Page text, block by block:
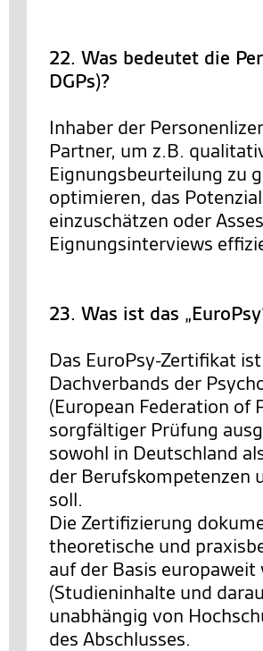
22. Was bedeutet die
DGPs)?
Inhaber der
Partner, um z.B.
Eignungsbeurteilung zu
optimieren, das
einzuschätzen oder
Eignungsinterviews
23. Was ist das
Das EuroPsy-Zertifikat
Dachverbands der
(European Federation of
sorgfältiger Prüfung
sowohl in Deutschland
der Berufskompetenzen
soll.
Die Zertifizierung
theoretische und
auf der Basis
(Studieninhalte und
unabhängig von
des Abschlusses.